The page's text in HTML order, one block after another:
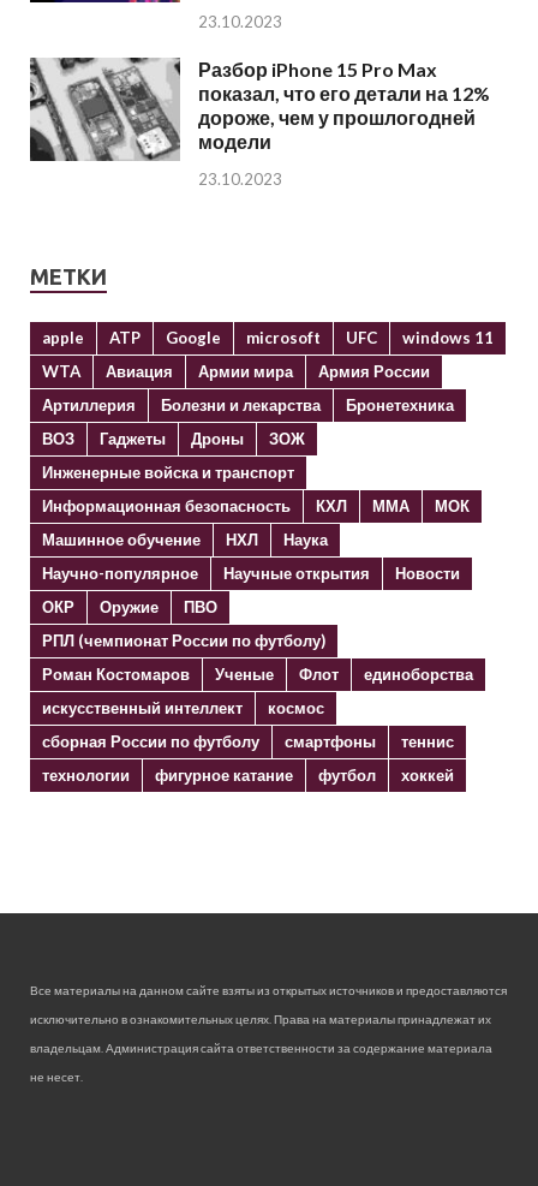
23.10.2023
Разбор iPhone 15 Pro Max
показал, что его детали на 12%
дороже, чем у прошлогодней
модели
23.10.2023
МЕТКИ
apple ATP Google microsoft UFC
windows 11
WTA
Авиация Армии мира
Армия России
Артиллерия
Болезни и лекарства
Бронетехника
ВОЗ
Гаджеты Дроны
ЗОЖ
Инженерные войска и транспорт
Информационная безопасность
КХЛ ММА
МОК
Машинное обучение
НХЛ
Наука
Научно-популярное
Научные открытия
Новости
ОКР
Оружие
ПВО
РПЛ (чемпионат России по футболу)
Роман Костомаров
Ученые Флот
единоборства
искусственный интеллект
космос
сборная России по футболу
смартфоны
теннис
технологии
фигурное катание футбол хоккей
Все материалы на данном сайте взяты из открытых источников и предоставляются
исключительно в ознакомительных целях. Права на материалы принадлежат их
владельцам. Администрация сайта ответственности за содержание материала
не несет.